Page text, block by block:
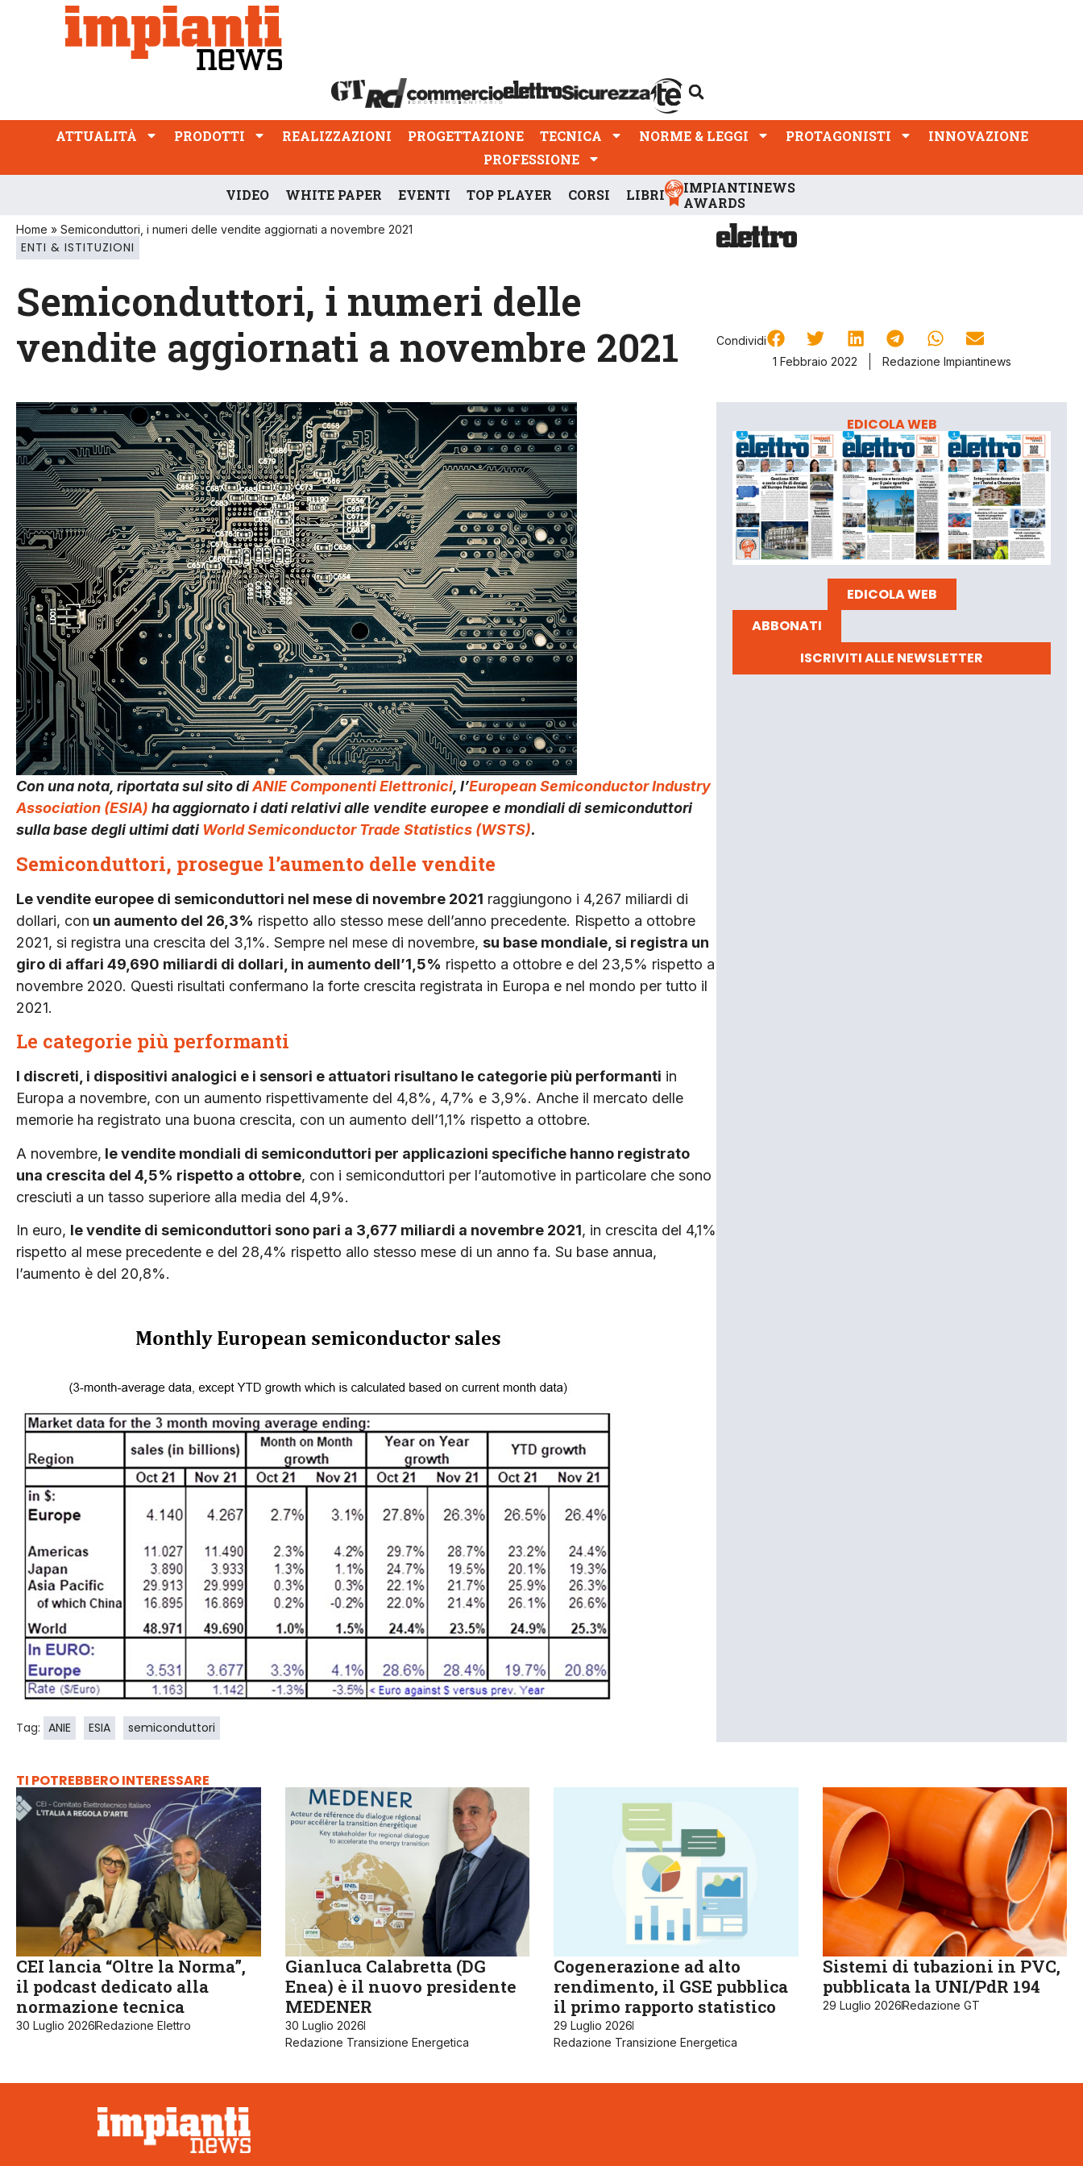
ATTUALITÀ PRODOTTI REALIZZAZIONI
PROFESSIONE
ATTUALITÀ PRODOTTI REALIZZAZIONI PROGETTAZIONE TECNICA NORME & LEGGI PROTAGONISTI
INNOVAZIONE
PROFESSIONE
VIDEO WHITE PAPER EVENTI TOP PLAYER CORSI LIBRI
IMPIANTINEWS
AWARDS
Home » Semiconduttori, i numeri delle vendite aggiornati a novembre 2021
ENTI & ISTITUZIONI
Semiconduttori, i numeri delle
vendite aggiornati a novembre 2021
Condividi
1 Febbraio 2022
Redazione Impiantinews
Con una nota, riportata sul sito diANIE Componenti Elettronici, l’European Semiconductor Industry
Association (ESIA) ha aggiornato i dati relativi alle vendite europee e mondiali di semiconduttori
sulla base degli ultimi dati World Semiconductor Trade Statistics (WSTS).
Semiconduttori, prosegue l’aumento delle vendite
Le vendite europee di semiconduttori nel mese di novembre 2021 raggiungono i 4,267 miliardi di
dollari, con un aumento del 26,3% rispetto allo stesso mese dell’anno precedente. Rispetto a ottobre
2021, si registra una crescita del 3,1%. Sempre nel mese di novembre, su base mondiale, si registra un
giro di affari 49,690 miliardi di dollari, in aumento dell’1,5% rispetto a ottobre e del 23,5% rispetto a
novembre 2020. Questi risultati confermano la forte crescita registrata in Europa e nel mondo per tutto il
2021.
Le categorie più performanti
I discreti, i dispositivi analogici e i sensori e attuatori risultano le categorie più performanti in
Europa a novembre, con un aumento rispettivamente del 4,8%, 4,7% e 3,9%. Anche il mercato delle
memorie ha registrato una buona crescita, con un aumento dell’1,1% rispetto a ottobre.
A novembre, le vendite mondiali di semiconduttori per applicazioni specifiche hanno registrato
una crescita del 4,5% rispetto a ottobre, con i semiconduttori per l’automotive in particolare che sono
cresciuti a un tasso superiore alla media del 4,9%.
In euro, le vendite di semiconduttori sono pari a 3,677 miliardi a novembre 2021, in crescita del 4,1%
rispetto al mese precedente e del 28,4% rispetto allo stesso mese di un anno fa. Su base annua,
l’aumento è del 20,8%.
Tag: ANIE ESIA semiconduttori
EDICOLA WEB
EDICOLA WEB
ABBONATI
ISCRIVITI ALLE NEWSLETTER
TI POTREBBERO INTERESSARE
CEI lancia “Oltre la Norma”,
il podcast dedicato alla
normazione tecnica
30 Luglio 2026Redazione Elettro
Gianluca Calabretta (DG
Enea) è il nuovo presidente
MEDENER
30 Luglio 2026
Redazione Transizione Energetica
Cogenerazione ad alto
rendimento, il GSE pubblica
il primo rapporto statistico
29 Luglio 2026
Redazione Transizione Energetica
Sistemi di tubazioni in PVC,
pubblicata la UNI/PdR 194
29 Luglio 2026Redazione GT